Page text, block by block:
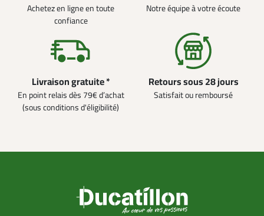
Achetez en ligne en toute
confiance
Notre équipe à votre écoute
Livraison gratuite *
En point relais dès 79€ d’achat
(sous conditions d'éligibilité)
Retours sous 28 jours
Satisfait ou remboursé